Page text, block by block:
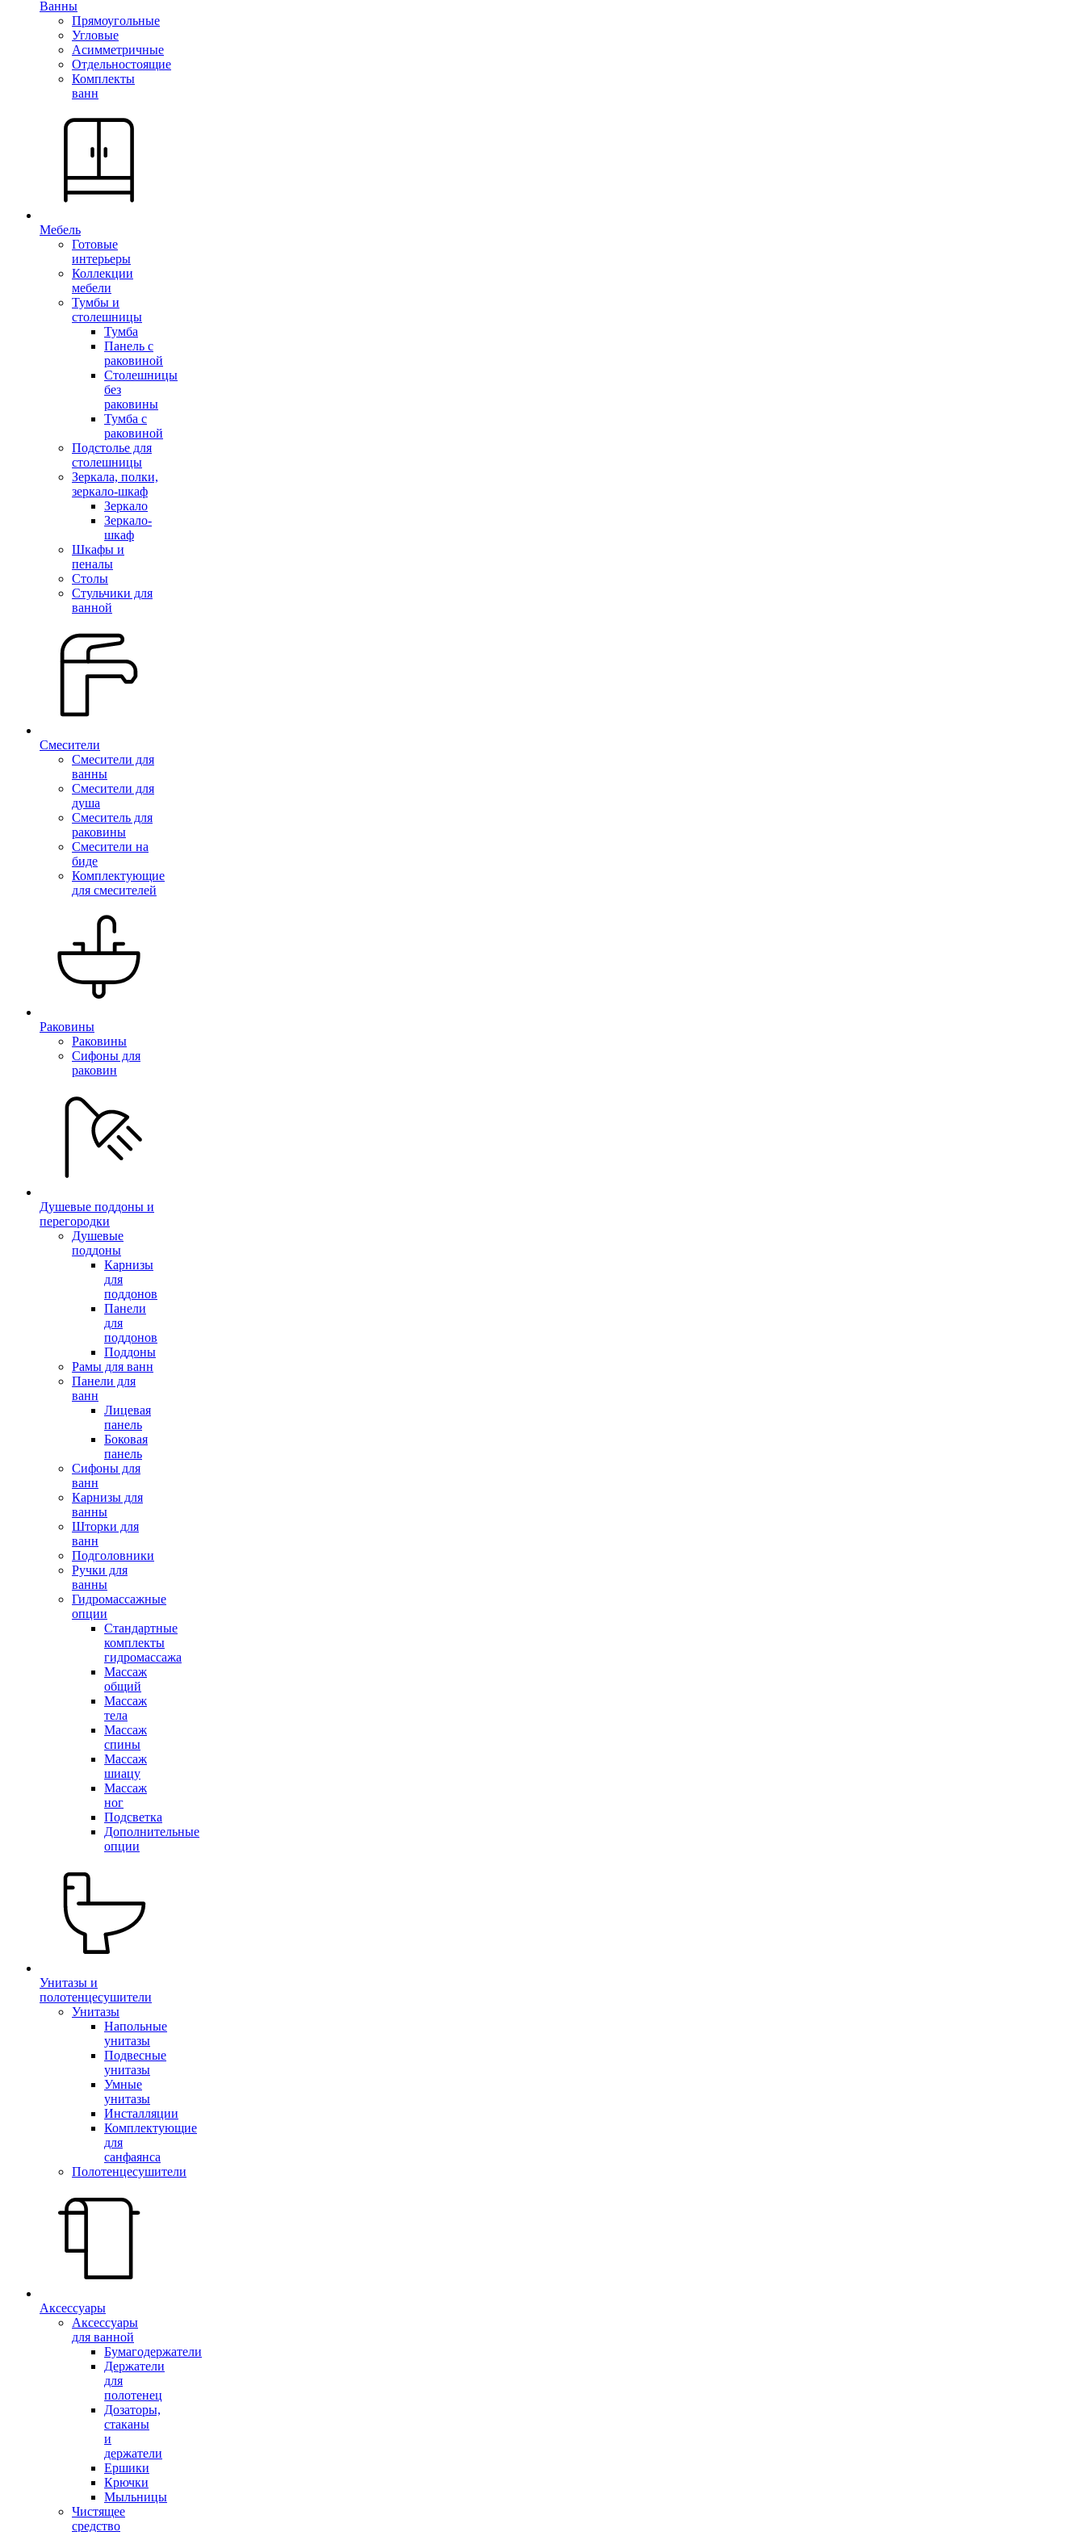
Ванны
Прямоугольные
Угловые
Асимметричные
Отдельностоящие
Комплекты
ванн
Мебель
Готовые
интерьеры
Коллекции
мебели
Тумбы и
столешницы
Тумба
Панель с
раковиной
Столешницы
без
раковины
Тумба с
раковиной
Подстолье для
столешницы
Зеркала, полки,
зеркало-шкаф
Зеркало
Зеркало-
шкаф
Шкафы и
пеналы
Столы
Стульчики для
ванной
Смесители
Смесители для
ванны
Смесители для
душа
Смеситель для
раковины
Смесители на
биде
Комплектующие
для смесителей
Раковины
Раковины
Сифоны для
раковин
Душевые поддоны и
перегородки
Душевые
поддоны
Карнизы
для
поддонов
Панели
для
поддонов
Поддоны
Рамы для ванн
Панели для
ванн
Лицевая
панель
Боковая
панель
Сифоны для
ванн
Карнизы для
ванны
Шторки для
ванн
Подголовники
Ручки для
ванны
Гидромассажные
опции
Стандартные
комплекты
гидромассажа
Массаж
общий
Массаж
тела
Массаж
спины
Массаж
шиацу
Массаж
ног
Подсветка
Дополнительные
опции
Унитазы и
полотенцесушители
Унитазы
Напольные
унитазы
Подвесные
унитазы
Умные
унитазы
Инсталляции
Комплектующие
для
санфаянса
Полотенцесушители
Аксессуары
Аксессуары
для ванной
Бумагодержатели
Держатели
для
полотенец
Дозаторы,
стаканы
и
держатели
Ершики
Крючки
Мыльницы
Чистящее
средство